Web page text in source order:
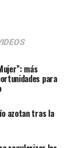
más
para
azotan tras la